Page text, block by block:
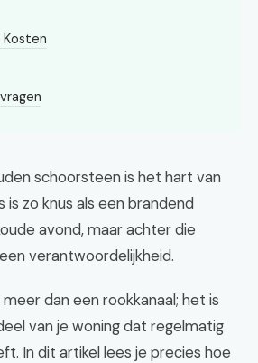
schoorsteen is het hart van
is zo knus als een brandend
avond, maar achter die
verantwoordelijkheid.
dan een rookkanaal; het is
van je woning dat regelmatig
In dit artikel lees je precies hoe